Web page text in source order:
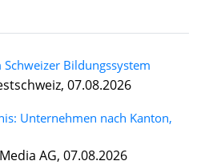
Bildungssystem
07.08.2026
Unternehmen nach Kanton,
AG, 07.08.2026